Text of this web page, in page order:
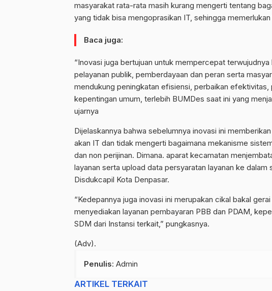
masyarakat rata-rata masih kurang mengerti tentang
yang tidak bisa mengoprasikan IT, sehingga
Baca juga:
“Inovasi juga bertujuan untuk mempercepat
pelayanan publik, pemberdayaan dan peran serta
mendukung peningkatan efisiensi, perbaikan
kepentingan umum, terlebih BUMDes saat ini yang
ujarnya
Dijelaskannya bahwa sebelumnya inovasi ini
akan IT dan tidak mengerti bagaimana mekanisme
dan non perijinan. Dimana. aparat kecamatan
layanan serta upload data persyaratan layanan ke
Disdukcapil Kota Denpasar.
“Kedepannya juga inovasi ini merupakan cikal bakal
menyediakan layanan pembayaran PBB dan PDAM,
SDM dari Instansi terkait,” pungkasnya.
(Adv).
Penulis: Admin
ARTIKEL TERKAIT